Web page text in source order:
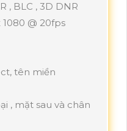
, BLC , 3D DNR
1080 @ 20fps
tên miền
, mặt sau và chân